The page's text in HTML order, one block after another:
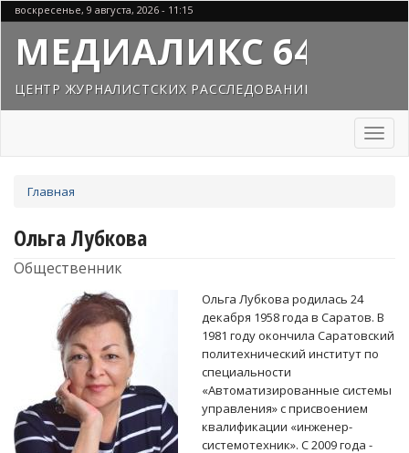
Перейти
к
основному
содержанию
воскресенье, 9 августа, 2026 - 11:15
МЕДИАЛИКС 64
ЦЕНТР ЖУРНАЛИСТСКИХ РАССЛЕДОВАНИЙ
Toggle
здесь
Главная
Ольга Лубкова
Общественник
Ольга Лубкова родилась 24
декабря 1958 года в Саратов. В
1981 году окончила Саратовский
политехнический институт по
специальности
«Автоматизированные системы
управления» с присвоением
квалификации «инженер-
системотехник». С 2009 года -